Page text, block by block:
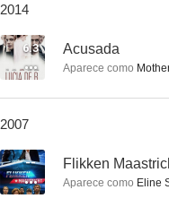
2014
6.3 Acusada
Aparece como
2007
-- Flikken
Aparece como Eline